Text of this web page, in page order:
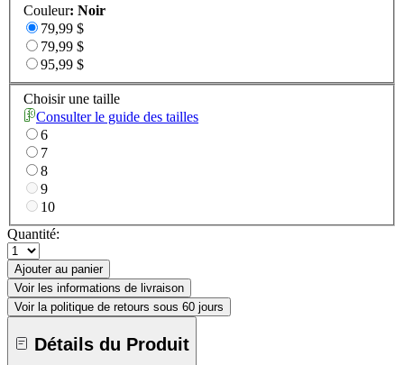
Couleur: Noir
79,99 $
79,99 $
95,99 $
Choisir une taille
Consulter le guide des tailles
6
7
8
9
10
Quantité:
Ajouter au panier
Voir les informations de livraison
Voir la politique de retours sous 60 jours
Détails du Produit